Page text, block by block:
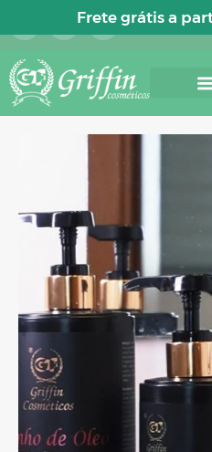
Frete grátis a